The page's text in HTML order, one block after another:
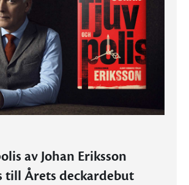
av Johan Eriksson
till Årets deckardebut